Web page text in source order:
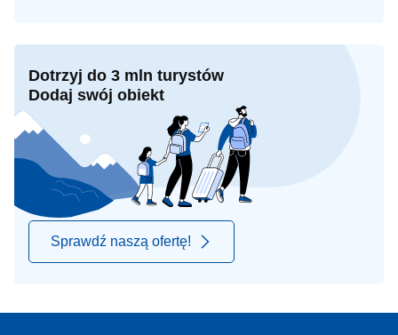
Dotrzyj do 3 mln turystów
Dodaj swój obiekt
Sprawdź naszą ofertę!